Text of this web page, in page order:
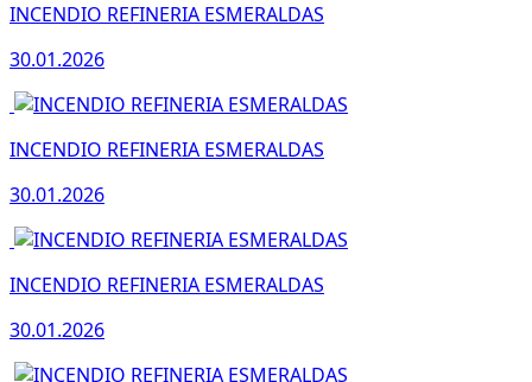
INCENDIO REFINERIA ESMERALDAS
30.01.2026
INCENDIO REFINERIA ESMERALDAS
30.01.2026
INCENDIO REFINERIA ESMERALDAS
30.01.2026